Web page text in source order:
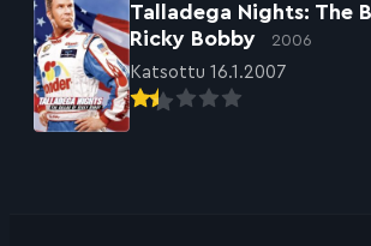
Talladega Nights: The
Ricky Bobby
2006
Katsottu 16.1.2007